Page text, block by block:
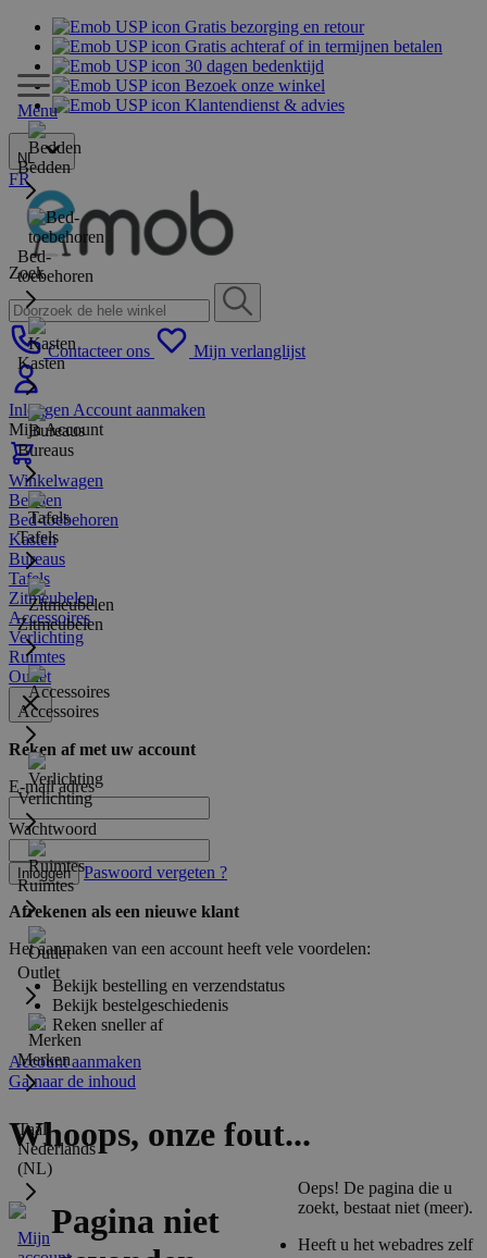
Gratis bezorging en retour
Gratis achteraf of in termijnen betalen
30 dagen bedenktijd
Bezoek onze winkel
Klantendienst & advies
NL
FR
Zoek
Contacteer ons Mijn verlanglijst
Inloggen Account aanmaken
Mijn Account
Winkelwagen
Menu
Bedden
Bed-
toebehoren
Kasten
Bureaus
Tafels
Zitmeubelen
Accessoires
Verlichting
Ruimtes
Outlet
Merken
Taal:
Nederlands
(NL)
Mijn
Bedden
Bed-toebehoren
Kasten
Bureaus
Tafels
Zitmeubelen
Accessoires
Verlichting
Ruimtes
Outlet
Reken af met uw account
E-mail adres
Wachtwoord
Inloggen Paswoord vergeten ?
Afrekenen als een nieuwe klant
Het aanmaken van een account heeft vele voordelen:
Bekijk bestelling en verzendstatus
Bekijk bestelgeschiedenis
Reken sneller af
Account aanmaken
Ga naar de inhoud
Whoops, onze fout...
Oeps! De pagina die u
zoekt, bestaat niet (meer).
Heeft u het webadres zelf